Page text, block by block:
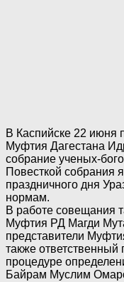
В Каспийске 22 июня
Муфтия Дагестана
собрание ученых-
Повесткой собрания
праздничного дня
нормам.
В работе совещания
Муфтия РД Магди
представители
также
процедуре
Байрам Муслим